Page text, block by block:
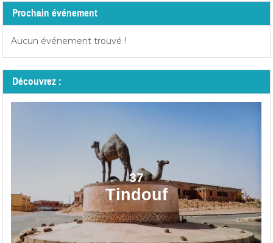
Prochain événement
Aucun événement trouvé !
Découvrez :
37
Tindouf